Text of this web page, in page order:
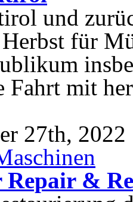
und
für
Fahrt mit
27th,
&